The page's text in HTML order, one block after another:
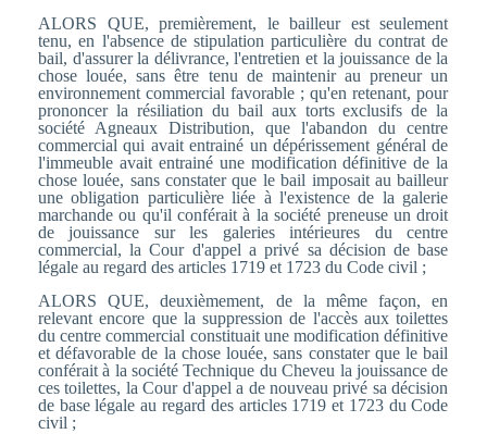
ALORS QUE, premièrement, le bailleur est seulement
tenu, en l'absence de stipulation particulière du contrat de
bail, d'assurer la délivrance, l'entretien et la jouissance de la
chose louée, sans être tenu de maintenir au preneur un
environnement commercial favorable ; qu'en retenant, pour
prononcer la résiliation du bail aux torts exclusifs de la
société Agneaux Distribution, que l'abandon du centre
commercial qui avait entrainé un dépérissement général de
l'immeuble avait entrainé une modification définitive de la
chose louée, sans constater que le bail imposait au bailleur
une obligation particulière liée à l'existence de la galerie
marchande ou qu'il conférait à la société preneuse un droit
de jouissance sur les galeries intérieures du centre
commercial, la Cour d'appel a privé sa décision de base
légale au regard des articles 1719 et 1723 du Code civil ;
ALORS QUE, deuxièmement, de la même façon, en
relevant encore que la suppression de l'accès aux toilettes
du centre commercial constituait une modification définitive
et défavorable de la chose louée, sans constater que le bail
conférait à la société Technique du Cheveu la jouissance de
ces toilettes, la Cour d'appel a de nouveau privé sa décision
de base légale au regard des articles 1719 et 1723 du Code
civil ;